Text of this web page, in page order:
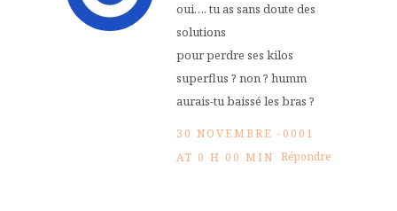
oui…. tu as sans doute des
solutions
pour perdre ses kilos
superflus ? non ? humm
aurais-tu baissé les bras ?
30 NOVEMBRE -0001
AT 0 H 00 MIN Répondre